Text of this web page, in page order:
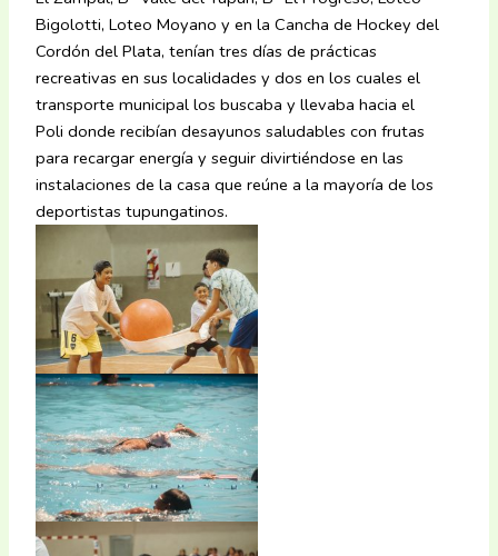
Bigolotti, Loteo Moyano y en la Cancha de Hockey del
Cordón del Plata, tenían tres días de prácticas
recreativas en sus localidades y dos en los cuales el
transporte municipal los buscaba y llevaba hacia el
Poli donde recibían desayunos saludables con frutas
para recargar energía y seguir divirtiéndose en las
instalaciones de la casa que reúne a la mayoría de los
deportistas tupungatinos.